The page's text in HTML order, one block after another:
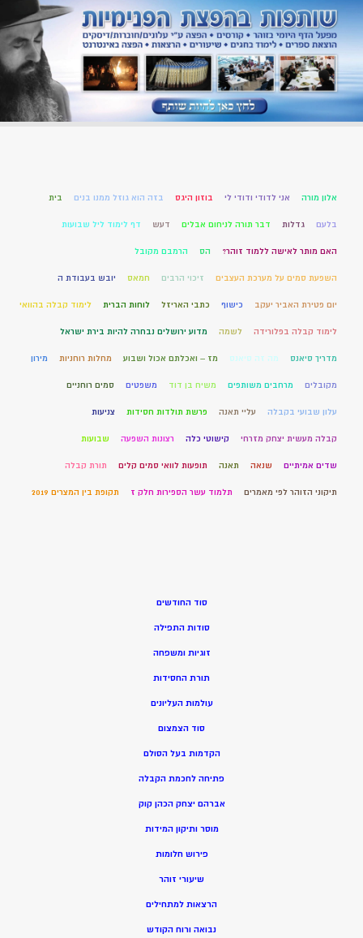
אלון מורה אני לדודי ודודי לי בוזון היגס בזה הוא גוזל ממנו בנים בית
בלעם גדלות דבר תורה לניחום אבלים דעש דף לימוד ליל שבועות
האם מותר לאישה ללמוד זוהר? הס הרמבם מקובל
השפעת סמים על מערכת העצבים זיכוי הרבים חמאס יובש בעבודת ה
יום פטירת האביר יעקב כישוף כתבי האריזל לוחות הברית לימוד קבלה בהוואי
לימוד קבלה בפלורידה לשמה מדוע ירושלים נבחרה להיות בירת ישראל
מדריך סיאנס מה זה סיאנס מז – ואכלתם אכול ושבוע מחלות רוחניות מירון
מקובלים מרחבים משותפים משיח בן דוד משפטים סמים רוחניים
עלון שבועי בקבלה עליי תאנה פרשת תולדות חסידות צניעות
קבלה מעשית יצחק מזרחי קישוטי כלה רצונות השפעה שבועות
שדים אמיתיים שנאה תאנה תופעות לוואי סמים קלים תורת קבלה
תיקוני הזוהר לפי מאמרים תלמוד עשר הספירות חלק ז תקופת בין המצרים 2019
סוד החודשים
סודות התפילה
זוגיות ומשפחה
תורת החסידות
עולמות העליונים
סוד הצמצום
הקדמות בעל הסולם
פתיחה לחכמת הקבלה
אברהם יצחק הכהן קוק
מוסר ותיקון המידות
פירוש חלומות
שיעורי זוהר
הרצאות למתחילים
נבואה ורוח הקודש